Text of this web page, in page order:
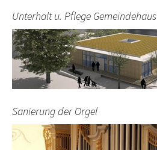
Unterhalt u. Pflege Gemeindehaus
Sanierung der Orgel